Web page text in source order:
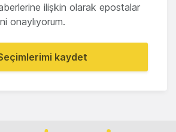
ilişkin olarak epostalar
onaylıyorum.
kaydet